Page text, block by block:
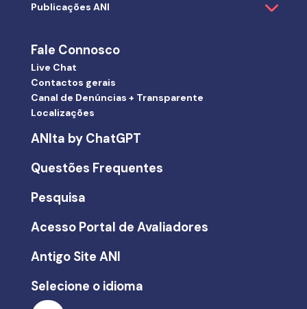
Publicações ANI
Fale Connosco
Live Chat
Contactos gerais
Canal de Denúncias + Transparente
Localizações
ANIta by ChatGPT
Questões Frequentes
Pesquisa
Acesso Portal de Avaliadores
Antigo Site ANI
Selecione o idioma